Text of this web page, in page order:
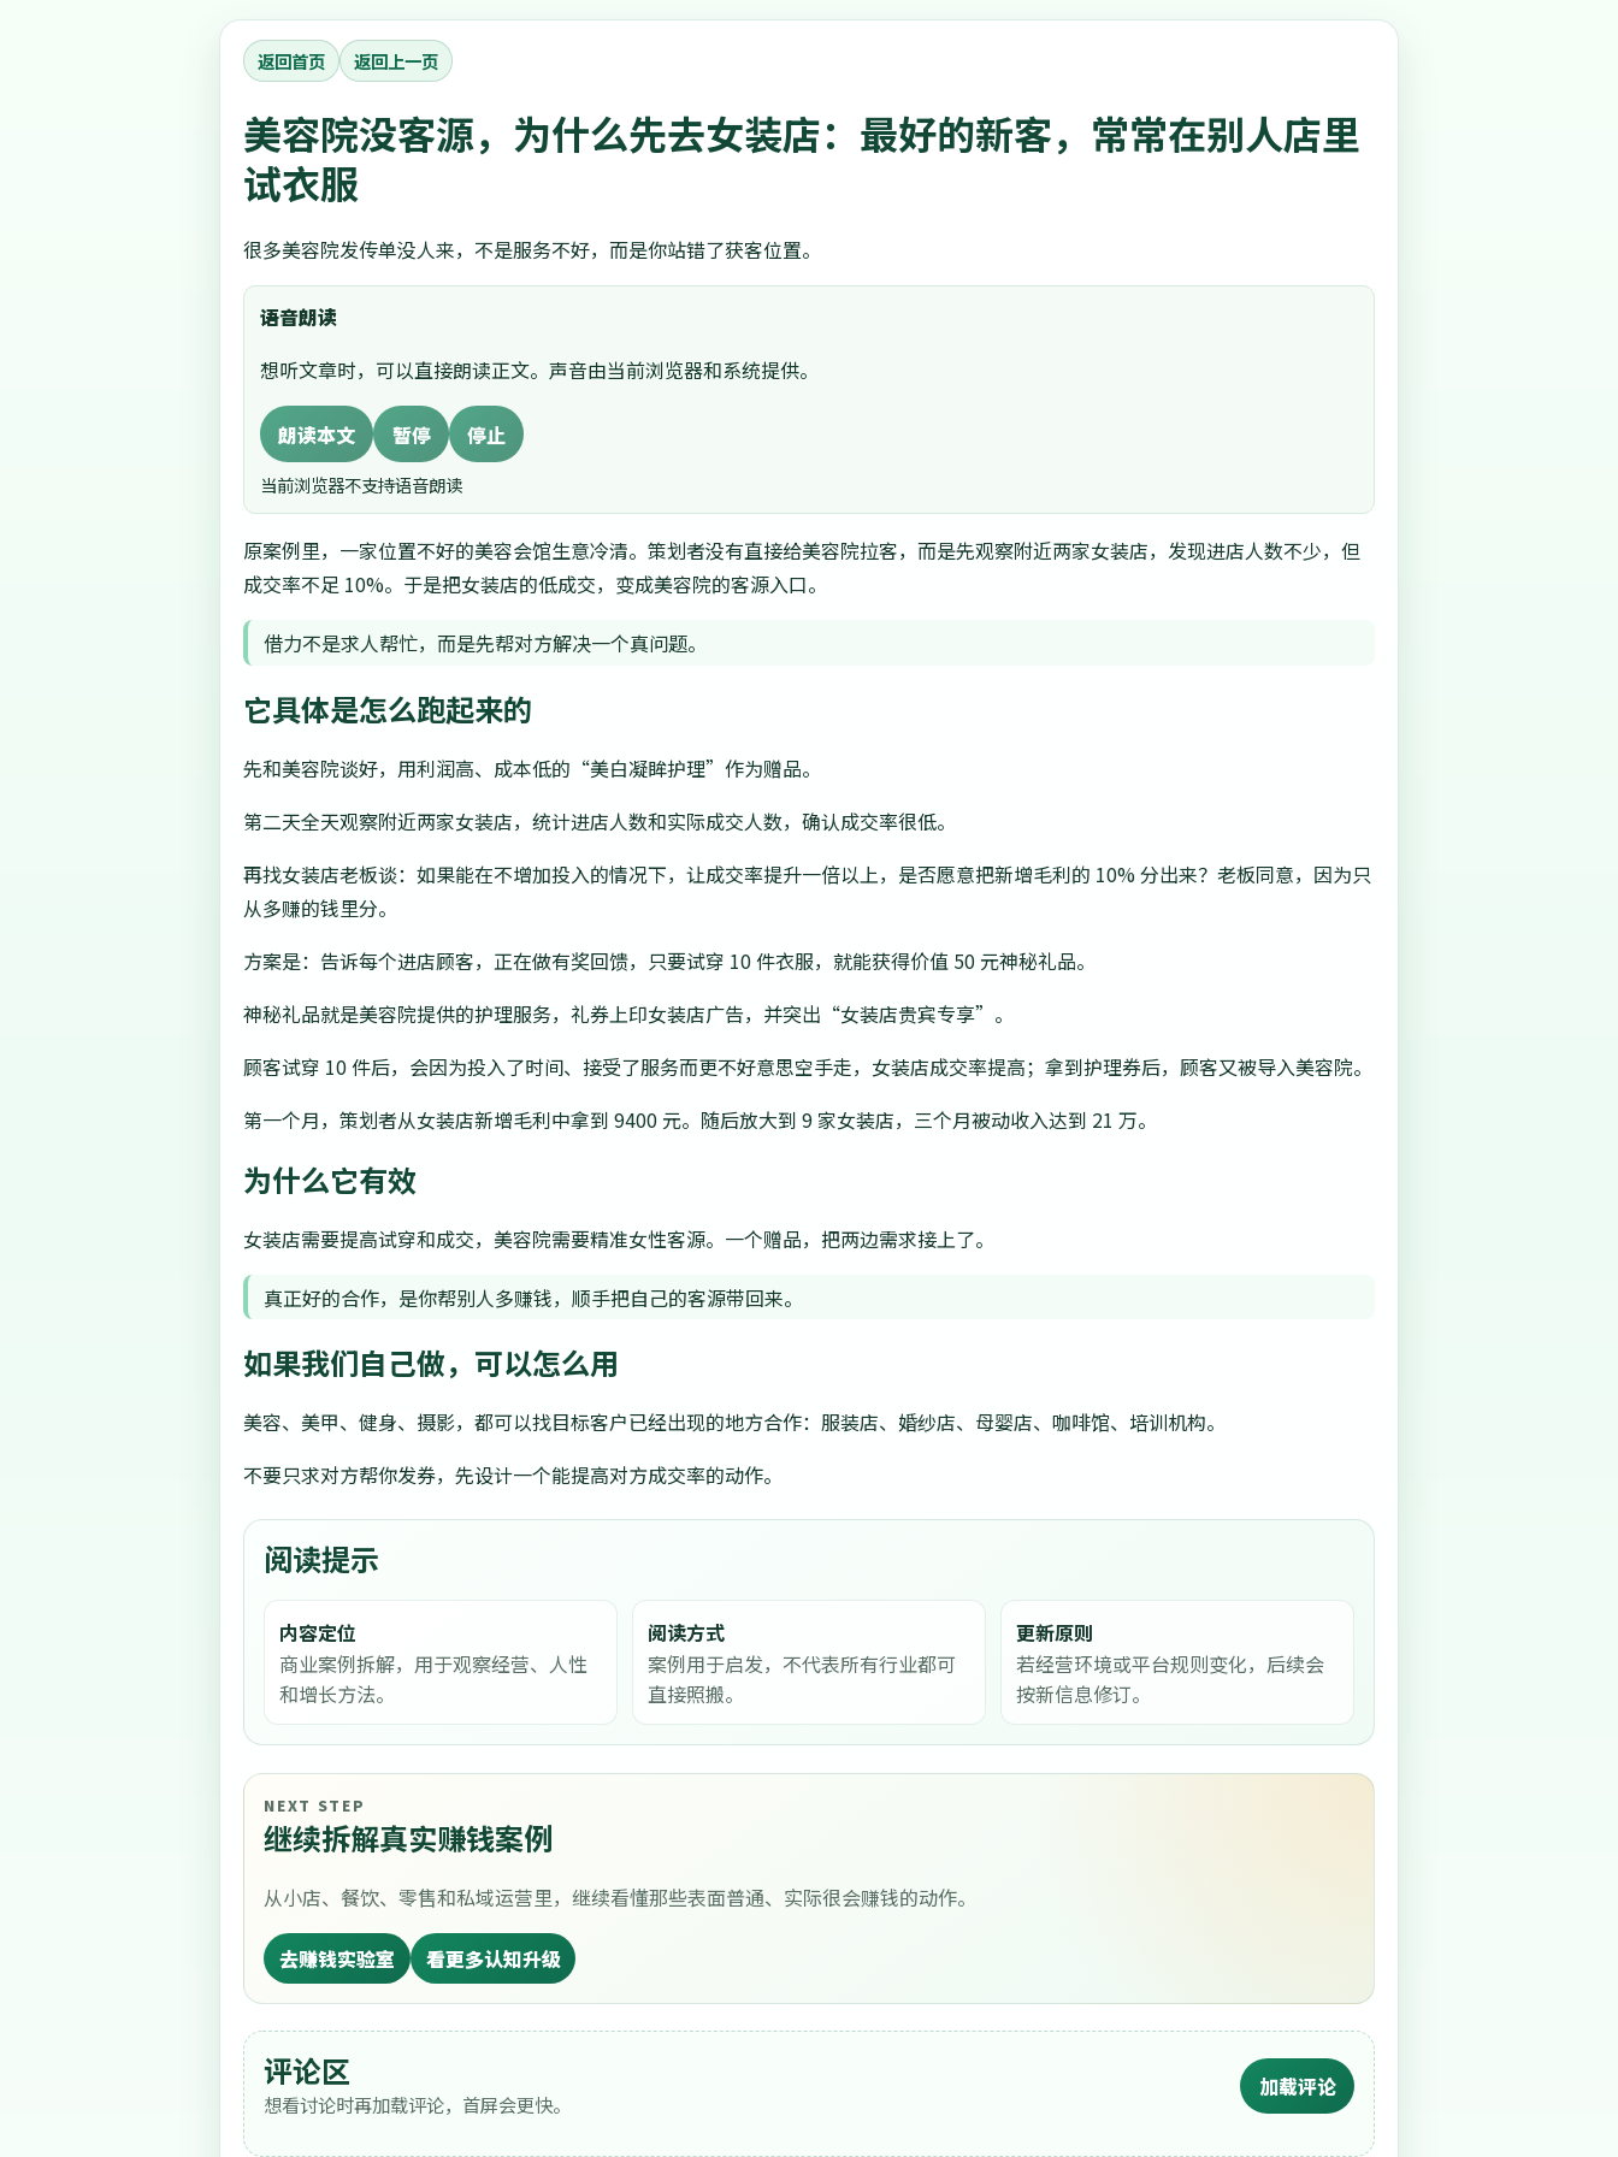
返回首页 返回上一页
美容院没客源，为什么先去女装店：最好的新客，常常在别人店里
试衣服
很多美容院发传单没人来，不是服务不好，而是你站错了获客位置。
语音朗读
想听文章时，可以直接朗读正文。声音由当前浏览器和系统提供。
朗读本文 暂停 停止
当前浏览器不支持语音朗读
原案例里，一家位置不好的美容会馆生意冷清。策划者没有直接给美容院拉客，而是先观察附近两家女装店，发现进店人数不少，但
成交率不足 10%。于是把女装店的低成交，变成美容院的客源入口。
借力不是求人帮忙，而是先帮对方解决一个真问题。
它具体是怎么跑起来的
先和美容院谈好，用利润高、成本低的“美白凝眸护理”作为赠品。
第二天全天观察附近两家女装店，统计进店人数和实际成交人数，确认成交率很低。
再找女装店老板谈：如果能在不增加投入的情况下，让成交率提升一倍以上，是否愿意把新增毛利的 10% 分出来？老板同意，因为只
从多赚的钱里分。
方案是：告诉每个进店顾客，正在做有奖回馈，只要试穿 10 件衣服，就能获得价值 50 元神秘礼品。
神秘礼品就是美容院提供的护理服务，礼券上印女装店广告，并突出“女装店贵宾专享”。
顾客试穿 10 件后，会因为投入了时间、接受了服务而更不好意思空手走，女装店成交率提高；拿到护理券后，顾客又被导入美容院。
第一个月，策划者从女装店新增毛利中拿到 9400 元。随后放大到 9 家女装店，三个月被动收入达到 21 万。
为什么它有效
女装店需要提高试穿和成交，美容院需要精准女性客源。一个赠品，把两边需求接上了。
真正好的合作，是你帮别人多赚钱，顺手把自己的客源带回来。
如果我们自己做，可以怎么用
美容、美甲、健身、摄影，都可以找目标客户已经出现的地方合作：服装店、婚纱店、母婴店、咖啡馆、培训机构。
不要只求对方帮你发券，先设计一个能提高对方成交率的动作。
阅读提示
内容定位
商业案例拆解，用于观察经营、人性
和增长方法。
阅读方式
案例用于启发，不代表所有行业都可
直接照搬。
更新原则
若经营环境或平台规则变化，后续会
按新信息修订。
NEXT STEP
继续拆解真实赚钱案例
从小店、餐饮、零售和私域运营里，继续看懂那些表面普通、实际很会赚钱的动作。
去赚钱实验室 看更多认知升级
评论区
想看讨论时再加载评论，首屏会更快。
加载评论